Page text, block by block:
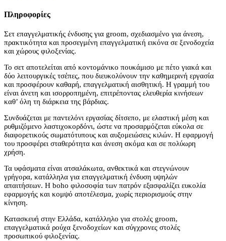
Πληροφορίες
Σετ επαγγελματικής ένδυσης για groom, σχεδιασμένο για άνεση,
πρακτικότητα και προσεγμένη επαγγελματική εικόνα σε ξενοδοχεία
και χώρους φιλοξενίας.
Το σετ αποτελείται από κοντομάνικο πουκάμισο με πέτο γιακά και
δύο λειτουργικές τσέπες, που διευκολύνουν την καθημερινή εργασία
και προσφέρουν καθαρή, επαγγελματική αισθητική. Η γραμμή του
είναι άνετη και ισορροπημένη, επιτρέποντας ελευθερία κινήσεων
καθ’ όλη τη διάρκεια της βάρδιας.
Συνδυάζεται με παντελόνι εργασίας δίτσεπο, με ελαστική μέση και
ρυθμιζόμενο λαστιχοκορδόνι, ώστε να προσαρμόζεται εύκολα σε
διαφορετικούς σωματότυπους και αυξομειώσεις κιλών. Η εφαρμογή
του προσφέρει σταθερότητα και άνεση ακόμα και σε πολύωρη
χρήση.
Τα υφάσματα είναι ατσαλάκωτα, ανθεκτικά και στεγνώνουν
γρήγορα, κατάλληλα για επαγγελματική ένδυση υψηλών
απαιτήσεων. Η boho φιλοσοφία των πατρόν εξασφαλίζει ευκολία
εφαρμογής και κομψό αποτέλεσμα, χωρίς περιορισμούς στην
κίνηση.
Κατασκευή στην Ελλάδα, κατάλληλο για στολές groom,
επαγγελματικά ρούχα ξενοδοχείων και σύγχρονες στολές
προσωπικού φιλοξενίας.